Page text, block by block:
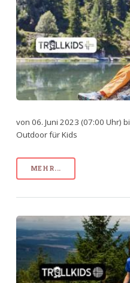
von 06. Juni 2023 (07:00 Uhr)
Outdoor für Kids
MEHR...